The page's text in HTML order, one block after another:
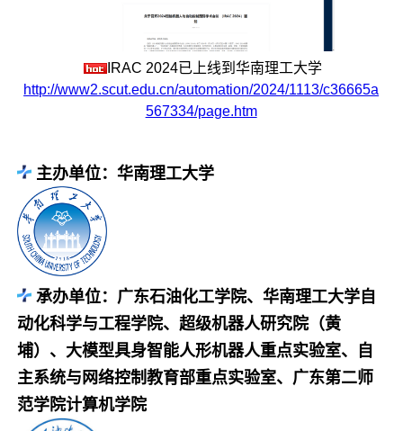
IRAC 2024已上线到华南理工大学
http://www2.scut.edu.cn/automation/2024/1113/c36665a
567334/page.htm
主办单位：华南理工大学
承办单位：广东石油化工学院、华南理工大学自
动化科学与工程学院、超级机器人研究院（黄
埔）、大模型具身智能人形机器人重点实验室、自
主系统与网络控制教育部重点实验室、广东第二师
范学院计算机学院